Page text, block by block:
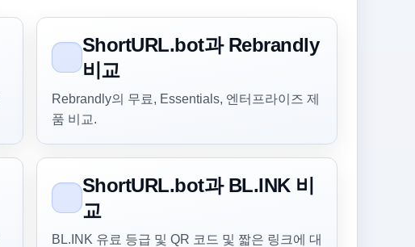
ShortURL.bot과 Rebrandly
비교
Rebrandly의 무료, Essentials, 엔터프라이즈 제
품 비교.
ShortURL.bot과 BL.INK 비
교
BL.INK 유료 등급 및 QR 코드 및 짧은 링크에 대